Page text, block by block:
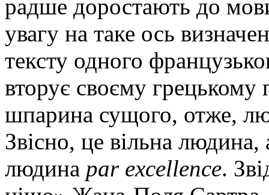
радше доростають до
увагу на таке ось
тексту одного
вторує своєму
шпарина сущого, отже,
Звісно, це вільна
людина par excellence.